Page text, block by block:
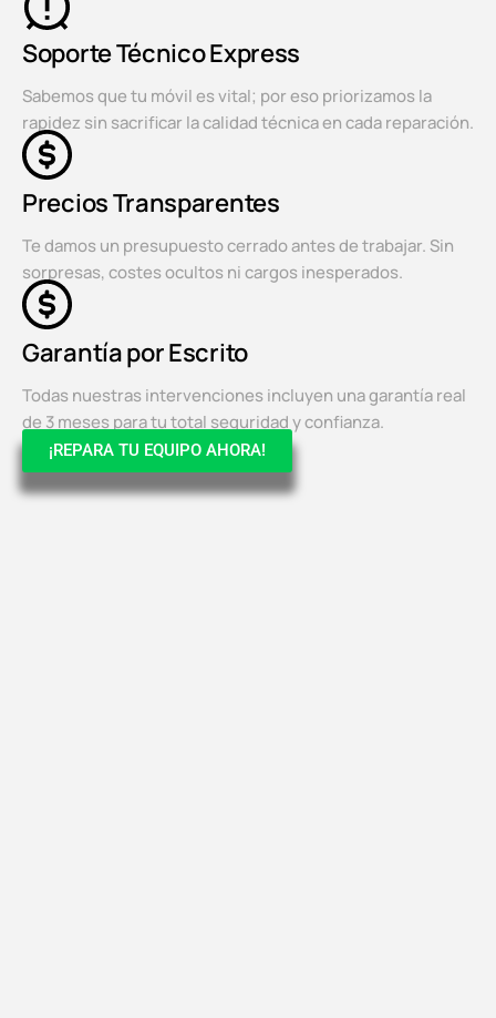
Soporte Técnico Express
Sabemos que tu móvil es vital; por eso priorizamos la
rapidez sin sacrificar la calidad técnica en cada reparación.
Precios Transparentes
Te damos un presupuesto cerrado antes de trabajar. Sin
sorpresas, costes ocultos ni cargos inesperados.
Garantía por Escrito
Todas nuestras intervenciones incluyen una garantía real
de 3 meses para tu total seguridad y confianza.
¡REPARA TU EQUIPO AHORA!